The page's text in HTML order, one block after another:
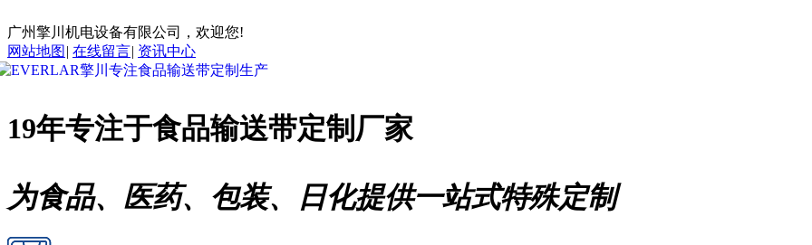
广州擎川机电设备有限公司，欢迎您!
网站地图 | 在线留言| 资讯中心
19年专注于食品输送带定制厂家
为食品、医药、包装、日化提供一站式特殊定制